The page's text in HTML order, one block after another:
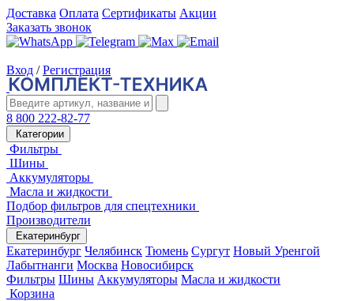
Доставка Оплата Сертификаты Акции
Заказать звонок
Вход / Регистрация
8 800 222-82-77
Категории
Фильтры
Шины
Аккумуляторы
Масла и жидкости
Подбор фильтров для спецтехники
Производители
Екатеринбург
Екатеринбург Челябинск Тюмень Сургут Новый Уренгой
Лабытнанги Москва Новосибирск
Фильтры Шины Аккумуляторы Масла и жидкости
Корзина